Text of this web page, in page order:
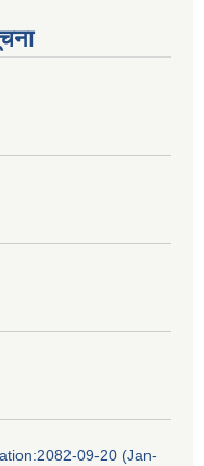
09-20 (Jan-